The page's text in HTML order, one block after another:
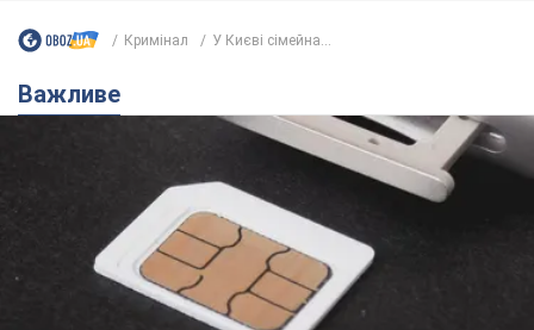
Кримінал У Києві сімейна...
Важливе